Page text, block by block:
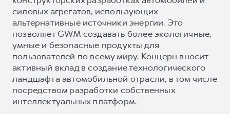
силовых агрегатов, использующих
альтернативные источники энергии. Это
позволяет GWM создавать более экологичные,
умные и безопасные продукты для
пользователей по всему миру. Концерн вносит
активный вклад в создание технологического
ландшафта автомобильной отрасли, в том числе
посредством разработки собственных
интеллектуальных платформ.